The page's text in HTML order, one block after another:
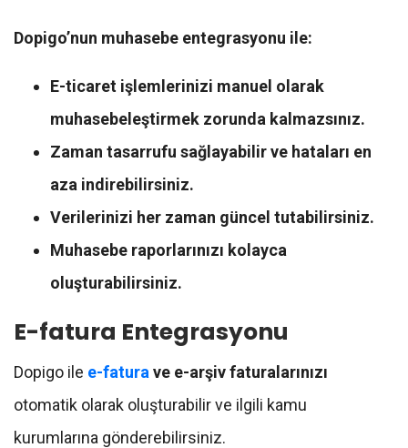
Dopigo’nun muhasebe entegrasyonu ile:
E-ticaret işlemlerinizi manuel olarak
muhasebeleştirmek zorunda kalmazsınız.
Zaman tasarrufu sağlayabilir ve hataları en
aza indirebilirsiniz.
Verilerinizi her zaman güncel tutabilirsiniz.
Muhasebe raporlarınızı kolayca
oluşturabilirsiniz.
E-fatura Entegrasyonu
Dopigo ile e-fatura ve e-arşiv faturalarınızı
otomatik olarak oluşturabilir ve ilgili kamu
kurumlarına gönderebilirsiniz.